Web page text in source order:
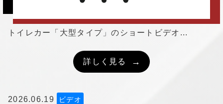
トイレカー「大型タイプ」のショートビデオ...
詳しく見る
2026.06.19 ビデオ